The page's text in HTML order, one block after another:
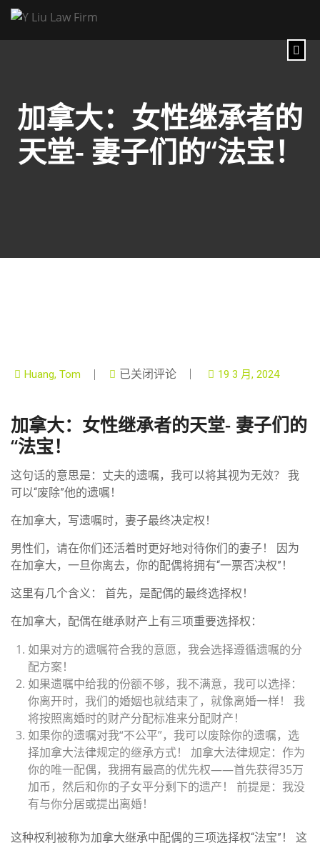
加拿大：女性继承者的
天堂- 妻子们的“法宝！
Huang, Tom 已关闭评论 19 3 月, 2024
加拿大：女性继承者的天堂- 妻子们的
“法宝！
这句话的意思是：丈夫的遗嘱，我可以将其视为无效？ 我
可以“废除”他的遗嘱！
在加拿大，写遗嘱时，妻子最终决定权！
男性们，请在你们还活着时更好地对待你们的妻子！ 因为
在加拿大，一旦你离去，你的配偶将拥有“一票否决权”！
这里有几个含义： 首先，是配偶的最终选择权！
在加拿大，配偶在继承财产上有三项重要选择权：
如果对方的遗嘱符合我的意愿，我会选择遵循遗嘱的分
配方案！
如果遗嘱中给我的份额不够，我不满意，我可以选择：
你离开时，我们的婚姻也就结束了，就像离婚一样！ 我
将按照离婚时的财产分配标准来分配财产！
如果你的遗嘱对我“不公平”，我可以废除你的遗嘱，选
择加拿大法律规定的继承方式！ 加拿大法律规定：作为
你的唯一配偶，我拥有最高的优先权——首先获得35万
加币，然后和你的子女平分剩下的遗产！ 前提是：我没
有与你分居或提出离婚！
这种权利被称为加拿大继承中配偶的三项选择权“法宝”！ 这